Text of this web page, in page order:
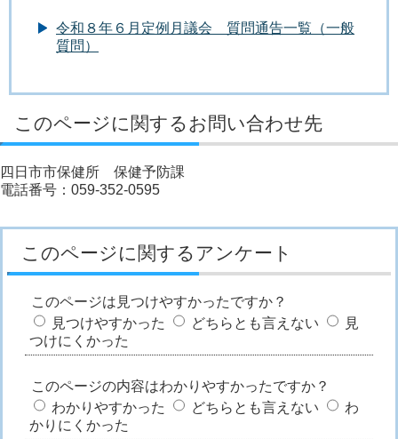
令和８年６月定例月議会 質問通告一覧（一般
質問）
このページに関するお問い合わせ先
四日市市保健所 保健予防課
電話番号：059-352-0595
このページに関するアンケート
このページは見つけやすかったですか？
見つけやすかった
どちらとも言えない
見
つけにくかった
このページの内容はわかりやすかったですか？
わかりやすかった
どちらとも言えない
わ
かりにくかった